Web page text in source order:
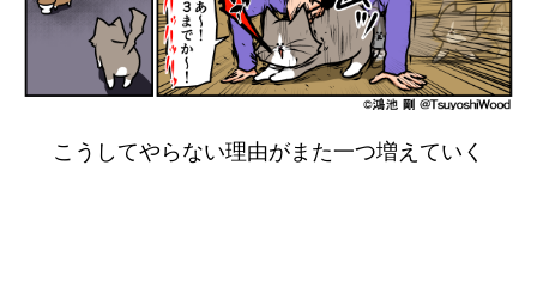
こうしてやらない理由がまた一つ増えていく